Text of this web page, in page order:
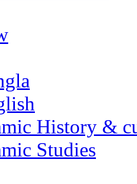
History &
Studies